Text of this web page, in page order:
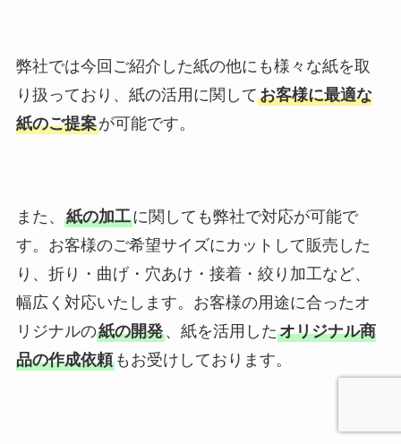
弊社では今回ご紹介した紙の他にも様々な紙を取
り扱っており、紙の活用に関してお客様に最適な
紙のご提案が可能です。
また、 紙の加工に関しても弊社で対応が可能で
す。お客様のご希望サイズにカットして販売した
り、折り・曲げ・穴あけ・接着・絞り加工など、
幅広く対応いたします。お客様の用途に合ったオ
リジナルの紙の開発、紙を活用したオリジナル商
品の作成依頼もお受けしております。